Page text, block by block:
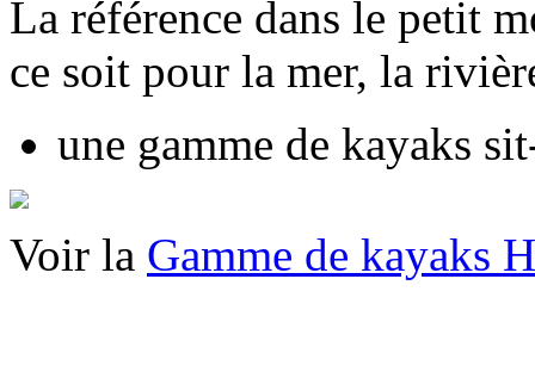
La référence dans le petit
ce soit pour la mer, la
une gamme de kayaks
Voir la Gamme de kayaks